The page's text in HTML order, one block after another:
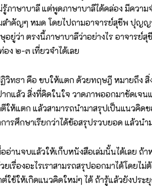
ภาษาบาลี แต่พูดภาษาบาลีได้คล่อง มีควา
สำคัญๆ หมด โดยไปถามอาจารย์สุชีพ ปุญ
อยู่ว่า ตรงนี้ภาษาบาลีว่าอย่างไร อาจารย์สุ
ง ๒-๓ เที่ยวจำได้เลย
วิทธา คือ ขบให้แตก ด้วยทฤษฎี หมายถึง สิ่
กแล้ว สิ่งที่คิดในใจ วาดภาพออกมาชัดเจน
ให้แตก แล้วสามารถนำมาสรุปเป็นแนวคิดข
ารศึกษาเรียกว่าได้ข้อสรุปรวบยอด แล้วนำ
อ่านจบแล้วให้เก็บหนังสือเล่มนั้นได้เลย ถ้า
เรื่องอะไรเราสามรถสรุปออกมาได้โดยไ
ใช้ให้เกิดแนวคิดใหม่ๆ ได้ ถ้ารู้แล้วยังประ